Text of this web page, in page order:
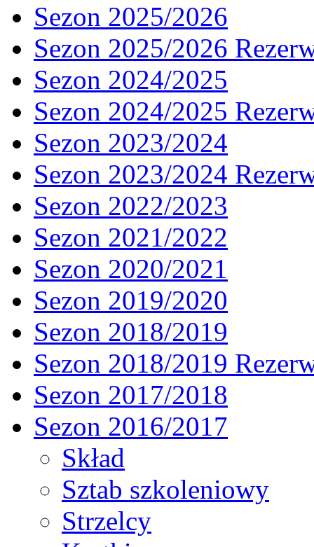
Sezon 2025/2026
Sezon 2025/2026
Sezon 2024/2025
Sezon 2024/2025
Sezon 2023/2024
Sezon 2023/2024
Sezon 2022/2023
Sezon 2021/2022
Sezon 2020/2021
Sezon 2019/2020
Sezon 2018/2019
Sezon 2018/2019
Sezon 2017/2018
Sezon 2016/2017
Skład
Sztab szkoleniowy
Strzelcy